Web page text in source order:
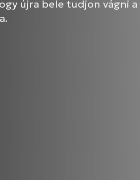
újra bele tudjon vágni a